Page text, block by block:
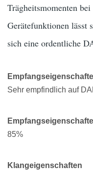
Trägheitsmomenten
Gerätefunktionen lässt
sich eine ordentliche
Sehr empfindlich auf
85%
Klangeigenschaften